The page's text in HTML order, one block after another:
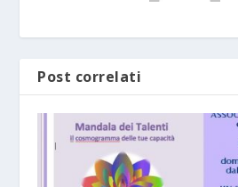
Post correlati